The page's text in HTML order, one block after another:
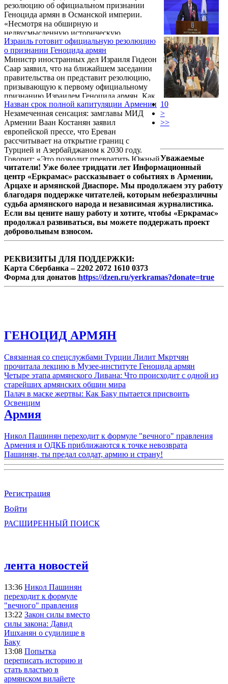
резолюцию об официальном признании
Геноцида армян в Османской империи.
«Несмотря на обширную и
недвусмысленную историческую
документацию, Геноцид армян остается
предметом организованной кампании
отрицания и преуменьшения, включая
манипулятивное переписывание учебников
истории, в первую очередь Турцией. […]
Учитывая продолжающиеся попытки
затуманить, преуменьшить или отрицать
зверства Геноцида армян, данная
инициатива призывает осудить ...
Израиль готовит официальную резолюцию
о признании Геноцида армян
Министр иностранных дел Израиля Гидеон
Саар заявил, что на ближайшем заседании
правительства он представит резолюцию,
призывающую к первому официальному
признанию Израилем Геноцида армян. Как
сообщает портал Ynet, этому
предшествовало заявление президента
США Дональда Трампа, который назвал
президента Турции Эрдогана своим другом
за то, что «держался в стороне от конфликта
с Ираном» и пообещал, что конфронтации
между Израилем и Турцией не будет.
Назван срок полной капитуляции Армении
Незамеченная сенсация: замглавы МИД
Армении Ваан Костанян заявил
европейской прессе, что Ереван
рассчитывает на открытие границ с
Турцией и Азербайджаном к 2030 году.
Говорит: «Это позволит превратить Южный
Кавказ в важное связующее звено между
Европой и Центральной Азией».
10
>
>>
Уважаемые
читатели! Уже более тридцати лет Информационный
центр «Еркрамас» рассказывает о событиях в Армении,
Арцахе и армянской Диаспоре. Мы продолжаем эту работу
благодаря поддержке читателей, которым небезразличны
судьба армянского народа и независимая журналистика.
Если вы цените нашу работу и хотите, чтобы «Еркрамас»
продолжал развиваться, вы можете поддержать проект
добровольным взносом.
РЕКВИЗИТЫ ДЛЯ ПОДДЕРЖКИ:
Карта Сбербанка – 2202 2072 1610 0373
Форма для донатов https://dzen.ru/yerkramas?donate=true
ГЕНОЦИД АРМЯН
Связанная со спецслужбами Турции Лилит Мкртчян
прочитала лекцию в Музее-институте Геноцида армян
Четыре этапа армянского Ливана: Что происходит с одной из
старейших армянских общин мира
Палач в маске жертвы: Как Баку пытается присвоить
Освенцим
Армия
Никол Пашинян переходит к формуле "вечного" правления
Армения и ОДКБ приближаются к точке невозврата
Пашинян, ты предал солдат, армию и страну!
Регистрация
Войти
РАСШИРЕННЫЙ ПОИСК
лента новостей
13:36 Никол Пашинян
переходит к формуле
"вечного" правления
13:22 Закон силы вместо
силы закона: Давид
Ишханян о судилище в
Баку
13:08 Попытка
переписать историю и
стать властью в
армянском вилайете